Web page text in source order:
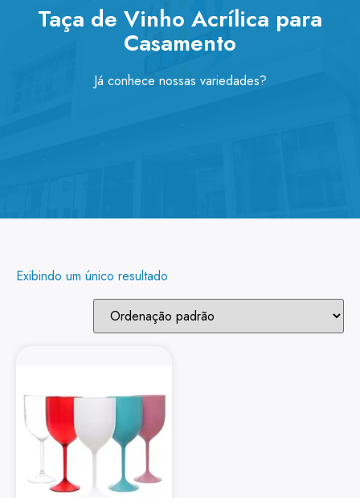
Taça de Vinho Acrílica para
Casamento
Já conhece nossas variedades?
Exibindo um único resultado